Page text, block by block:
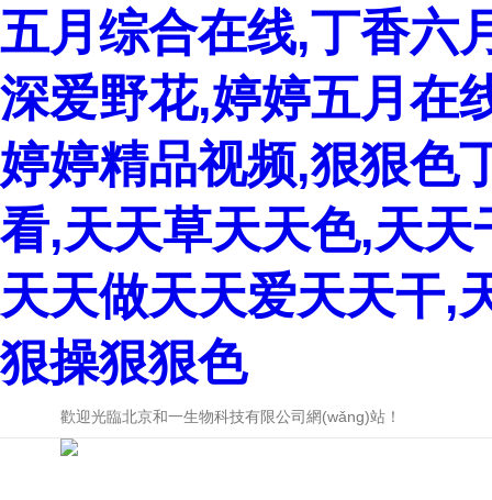
五月综合在线,丁香六
深爱野花,婷婷五月在
婷婷精品视频,狠狠色
看,天天草天天色,天
天天做天天爱天天干,
狠操狠狠色
歡迎光臨北京和一生物科技有限公司網(wǎng)站！